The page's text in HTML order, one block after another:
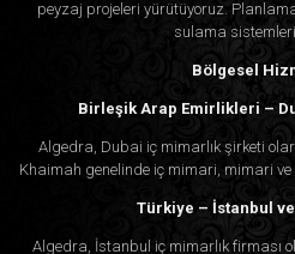
peyzaj projeleri yürütüyoruz.
sulama
Bölgesel
Birleşik Arap Emirlikleri –
Algedra, Dubai iç mimarlık şirketi
Khaimah genelinde iç mimari, mimari
Türkiye – İstanbul
Algedra, İstanbul iç mimarlık firması